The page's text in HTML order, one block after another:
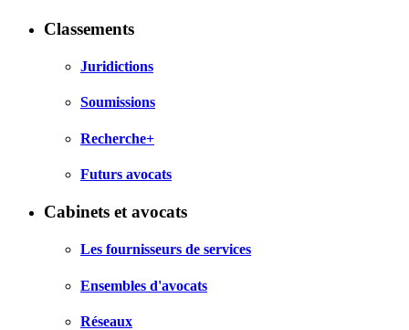
Classements
Juridictions
Soumissions
Recherche+
Futurs avocats
Cabinets et avocats
Les fournisseurs de services
Ensembles d'avocats
Réseaux